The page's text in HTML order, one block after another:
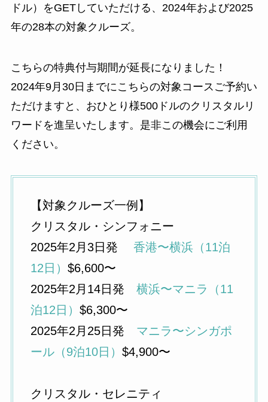
ドル）をGETしていただける、2024年および2025
年の28本の対象クルーズ。
こちらの特典付与期間が延長になりました！
2024年9月30日までにこちらの対象コースご予約い
ただけますと、おひとり様500ドルのクリスタルリ
ワードを進呈いたします。是非この機会にご利用
ください。
【対象クルーズ一例】
クリスタル・シンフォニー
2025年2月3日発 香港〜横浜（11泊
12日）$6,600〜
2025年2月14日発横浜〜マニラ（11
泊12日）$6,300〜
2025年2月25日発 マニラ〜シンガポ
ール（9泊10日）$4,900〜
クリスタル・セレニティ